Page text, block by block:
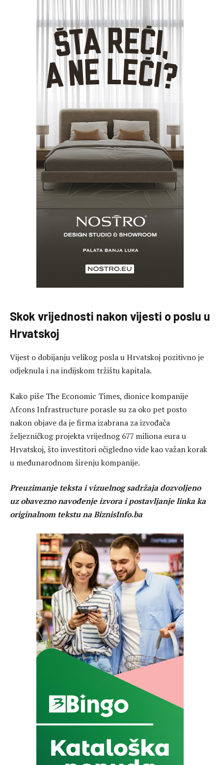
Skok vrijednosti nakon vijesti o poslu u
Hrvatskoj
Vijest o dobijanju velikog posla u Hrvatskoj pozitivno je
odjeknula i na indijskom tržištu kapitala.
Kako piše The Economic Times, dionice kompanije
Afcons Infrastructure porasle su za oko pet posto
nakon objave da je firma izabrana za izvođača
željezničkog projekta vrijednog 677 miliona eura u
Hrvatskoj, što investitori očigledno vide kao važan korak
u međunarodnom širenju kompanije.
Preuzimanje teksta i vizuelnog sadržaja dozvoljeno
uz obavezno navođenje izvora i postavljanje linka ka
originalnom tekstu na BiznisInfo.ba